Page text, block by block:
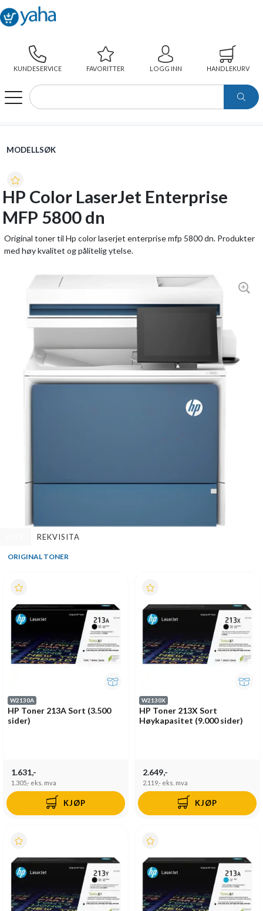
KUNDESERVICE FAVORITTER LOGG INN HANDLEKURV
WEBSHOP
MODELLSØK
HP Color LaserJet Enterprise
MFP 5800 dn
Original toner til Hp color laserjet enterprise mfp 5800 dn. Produkter
med høy kvalitet og pålitelig ytelse.
REKVISITA
ORIGINAL TONER
W2130A
HP Toner 213A Sort (3.500
sider)
1.631,-
1.305,- eks. mva
KJØP
W2130X
HP Toner 213X Sort
Høykapasitet (9.000 sider)
2.649,-
2.119,- eks. mva
KJØP